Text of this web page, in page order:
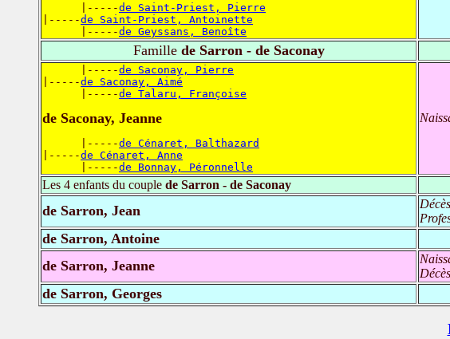
      |-----
de Saint-Priest, Pierre
|-----de Saint-Priest, Antoinette
      |-----
de Geyssans, Benoîte
Famillede Sarron - de Saconay
      |-----
de Saconay, Pierre
|-----de Saconay, Aimé
      |-----
de Talaru, Françoise
de Saconay, Jeanne
      |-----
de Cénaret, Balthazard
|-----de Cénaret, Anne
      |-----
de Bonnay, Péronnelle
Les 4 enfants du couple de Sarron - de Saconay
de Sarron, Jean
de Sarron, Antoine
de Sarron, Jeanne
de Sarron, Georges